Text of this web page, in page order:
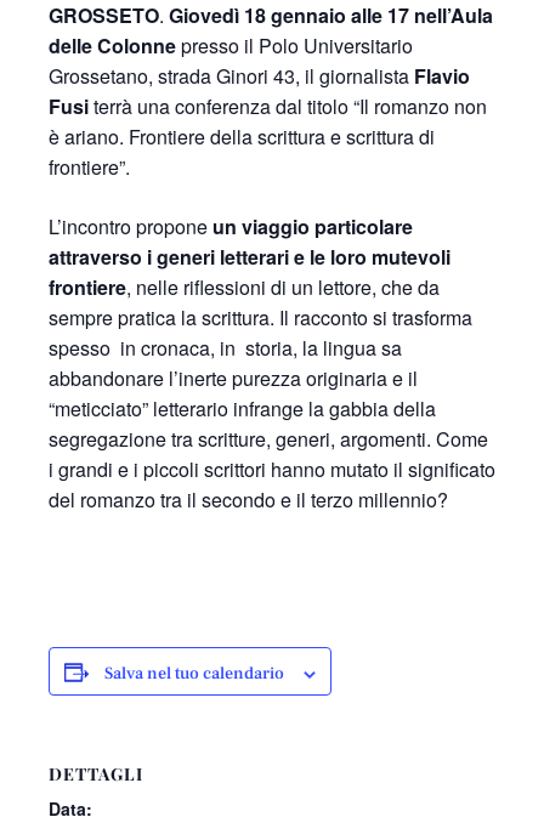
GROSSETO. Giovedì 18 gennaio alle 17 nell’Aula
delle Colonnepresso il Polo Universitario
Grossetano, strada Ginori 43, il giornalista Flavio
Fusiterrà una conferenza dal titolo “Il romanzo non
è ariano. Frontiere della scrittura e scrittura di
frontiere”.
L’incontro propone un viaggio particolare
attraverso i generi letterari e le loro mutevoli
frontiere, nelle riflessioni di un lettore, che da
sempre pratica la scrittura. Il racconto si trasforma
spesso in cronaca, in storia, la lingua sa
abbandonare l’inerte purezza originaria e il
“meticciato” letterario infrange la gabbia della
segregazione tra scritture, generi, argomenti. Come
i grandi e i piccoli scrittori hanno mutato il significato
del romanzo tra il secondo e il terzo millennio?
Salva nel tuo calendario
DETTAGLI
Data: